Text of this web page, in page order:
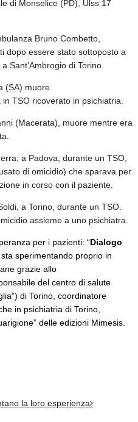
di Monselice (PD), Ulss 17
Bruno Combetto,
dopo essere stato sottoposto a
Sant’Ambrogio di Torino.
(SA) muore
TSO ricoverato in psichiatria.
(Macerata), muore mentre era
a Padova, durante un TSO,
di omicidio) che sparava per
in corso con il paziente.
a Torino, durante un TSO.
assieme a uno psichiatra.
per i pazienti: “Dialogo
sperimentando proprio in
grazie allo
del centro di salute
di Torino, coordinatore
in psichiatria di Torino,
delle edizioni Mimesis.
la loro esperienza